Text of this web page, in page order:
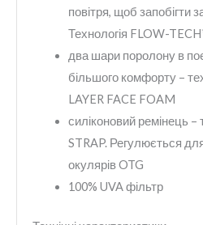
повітря, щоб запобігти
Технологія FLOW-
два шари поролону в
більшого комфорту –
LAYER FACE FOAM
силіконовий ремінець –
STRAP. Регулюється
окулярів OTG
100% UVA фільтр